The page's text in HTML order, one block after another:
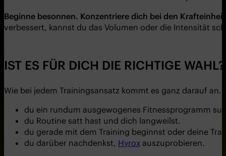
Beginne besonnen. Konzentriere dich bei den
verbessert, kannst du das Volumen oder die Intensität
IST ES FÜR DICH DIE RICHTIGE WAHL?
Wie bei jedem Trainingsansatz kommt es ganz darauf
du ein rundum ausgewogenes Fitnessprogramm
du Routine satt hast und dich langweilst.
du gerade mit dem Training beginnst oder deine
du darüber nachdenkst, Hyrox auszuprobieren.